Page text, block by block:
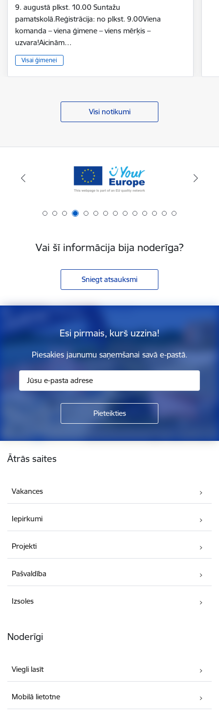
9. augustā plkst. 10.00 Suntažu
pamatskolā.Reģistrācija: no plkst. 9.00Viena
komanda – viena ģimene – viens mērķis –
uzvara!Aicinām…
Visai ģimenei
Visi notikumi
Vai šī informācija bija noderīga?
Sniegt atsauksmi
Esi pirmais, kurš uzzina!
Piesakies jaunumu saņemšanai savā e-pastā.
Ātrās saites
Vakances
Iepirkumi
Projekti
Pašvaldība
Izsoles
Noderīgi
Viegli lasīt
Mobilā lietotne